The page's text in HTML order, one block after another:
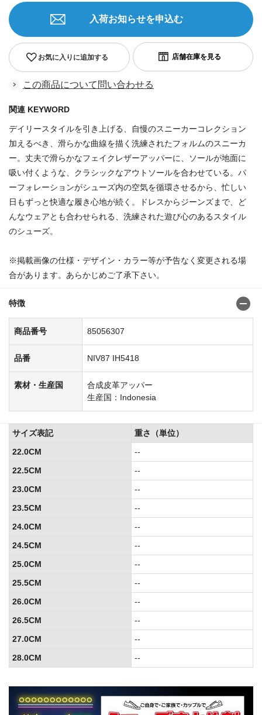
お気に入りに追加する
入荷お知らせを申込む
この商品について問い合わせる
関連 KEYWORD
デイリースタイルを引き上げる、自慢のスニーカーコレクション
加えるべき、滑らかな曲線を描く洗練されたフォルムのスニーカ
ー。丈夫で滑らかなフェイクレザーアッパーに、ソールが地面に
吸い付くような、クラシックなアウトソールを合わせている。パ
ーフォレーションがシューズ内の空気を循環させるから、忙しい
日もずっと快適な履き心地が続く。ドレスからジーンズまで、ど
んなウェアとも合わせられる、洗練された遊び心のあるスタイル
のシューズ。
※掲載画像の仕様・デザイン・カラー等が予告なく変更される場
合があります。あらかじめご了承下さい。
特徴
商品番号 85056307
品番 NIV87 IH5418
素材・生産国
合成皮革アッパー
生産国：Indonesia
サイズ表記
重さ（単位）
22.0CM
--
22.5CM
--
23.0CM
--
23.5CM
--
24.0CM
--
24.5CM
--
25.0CM
--
25.5CM
--
26.0CM
--
26.5CM
--
27.0CM
--
28.0CM
--